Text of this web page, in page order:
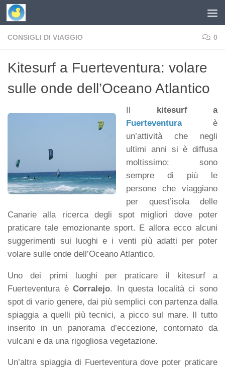
Skip to content
CONSIGLI DI VIAGGIO 0
Kitesurf a Fuerteventura: volare
sulle onde dell’Oceano Atlantico
Il kitesurf a
Fuerteventuraè
un’attività che negli
ultimi anni si è diffusa
moltissimo: sono
sempre di più le
persone che viaggiano
per quest’isola delle
Canarie alla ricerca degli spot migliori dove poter
praticare tale emozionante sport. E allora ecco alcuni
suggerimenti sui luoghi e i venti più adatti per poter
volare sulle onde dell’Oceano Atlantico.
Uno dei primi luoghi per praticare il kitesurf a
Fuerteventura èCorralejo. In questa località ci sono
spot di vario genere, dai più semplici con partenza dalla
spiaggia a quelli più tecnici, a picco sul mare. Il tutto
inserito in un panorama d’eccezione, contornato da
vulcani e da una rigogliosa vegetazione.
Un’altra spiaggia di Fuerteventura dove poter praticare